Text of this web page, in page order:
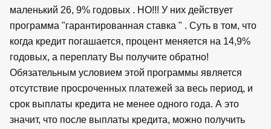
маленький 26, 9% годовых . НО!!! У них действует
программа "гарантированная ставка " . Суть в том, что
когда кредит погашается, процент меняется на 14,9%
годовых, а переплату Вы получите обратно!
Обязательным условием этой программы является
отсутствие просроченных платежей за весь период, и
срок выплаты кредита не менее одного года. А это
значит, что после выплаты кредита, можно получить